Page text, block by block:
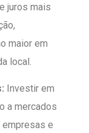
juros mais
maior em
local.
Investir em
a mercados
e